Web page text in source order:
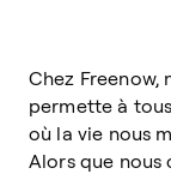
Chez Freenow,
permette à
où la vie nous
Alors que nous